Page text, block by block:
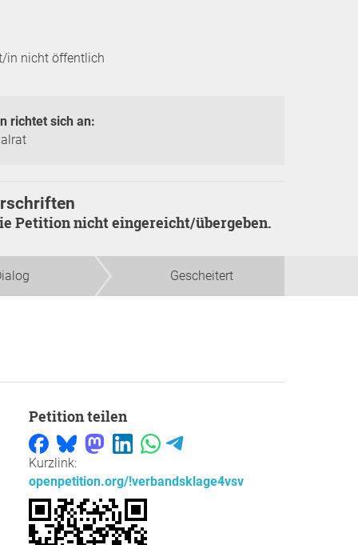
in nicht öffentlich
richtet sich an:
Petition nicht eingereicht/übergeben.
Gescheitert
Petition teilen
Kurzlink:
openpetition.org/!verbandsklage4vsv